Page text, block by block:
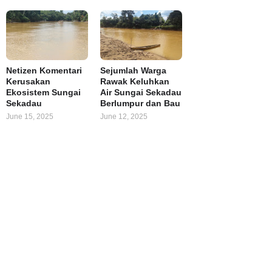
Netizen Komentari
Kerusakan
Ekosistem Sungai
Sekadau
June 15, 2025
Sejumlah Warga
Rawak Keluhkan
Air Sungai Sekadau
Berlumpur dan Bau
June 12, 2025